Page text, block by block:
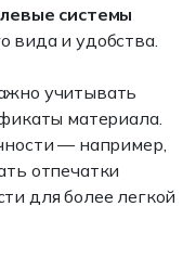
системы
вида и удобства.
учитывать
материала.
— например,
отпечатки
для более легкой